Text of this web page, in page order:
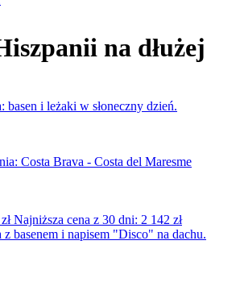
na dłużej
Costa Brava - Costa del Maresme
złNajniższa cena z 30 dni: 2 142 zł